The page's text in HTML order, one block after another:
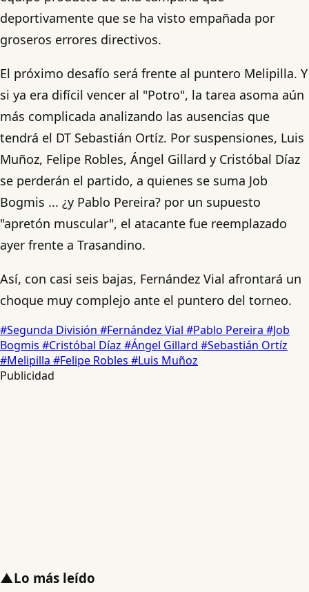
deportivamente que se ha visto empañada por
groseros errores directivos.
El próximo desafío será frente al puntero Melipilla. Y
si ya era difícil vencer al "Potro", la tarea asoma aún
más complicada analizando las ausencias que
tendrá el DT Sebastián Ortíz. Por suspensiones, Luis
Muñoz, Felipe Robles, Ángel Gillard y Cristóbal Díaz
se perderán el partido, a quienes se suma Job
Bogmis ... ¿y Pablo Pereira? por un supuesto
"apretón muscular", el atacante fue reemplazado
ayer frente a Trasandino.
Así, con casi seis bajas, Fernández Vial afrontará un
choque muy complejo ante el puntero del torneo.
#Segunda División #Fernández Vial #Pablo Pereira #Job
Bogmis #Cristóbal Díaz #Ángel Gillard #Sebastián Ortíz
#Melipilla #Felipe Robles #Luis Muñoz
Publicidad
▲Lo más leído